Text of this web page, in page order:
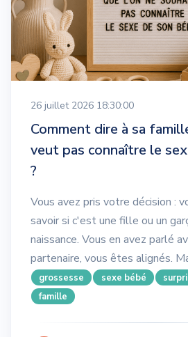
26 juillet 2026 18:30:00
Comment dire à sa
veut pas connaître le
?
Vous avez pris votre décision :
savoir si c'est une fille ou un
naissance. Vous en avez parlé
partenaire, vous êtes alignés.
grossesse sexe bébé
famille